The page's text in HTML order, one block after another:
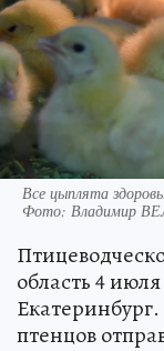
Все цыплята
Фото: Владимир
область 4
птенцов